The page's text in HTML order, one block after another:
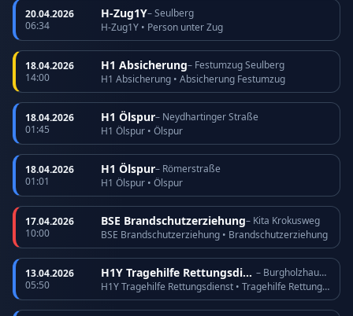
20.04.2026
06:34
H-Zug1Y– Seulberg
H-Zug1Y • Person unter Zug
18.04.2026
14:00
H1 Absicherung– Festumzug Seulberg
H1 Absicherung • Absicherung Festumzug
18.04.2026
01:45
H1 Ölspur– Neydhartinger Straße
H1 Ölspur • Ölspur
18.04.2026
01:01
H1 Ölspur– Römerstraße
H1 Ölspur • Ölspur
17.04.2026
10:00
BSE Brandschutzerziehung– Kita Krokusweg
BSE Brandschutzerziehung • Brandschutzerziehung
13.04.2026
05:50
H1Y Tragehilfe Rettungsdienst
– Burgholzhausen
H1Y Tragehilfe Rettungsdienst • Tragehilfe Rettungsdienst